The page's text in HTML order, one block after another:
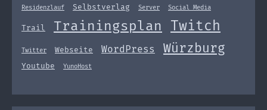
Residenzlauf Selbstverlag Server Social Media
Trail Trainingsplan Twitch
Twitter Webseite WordPress Würzburg
Youtube YunoHost